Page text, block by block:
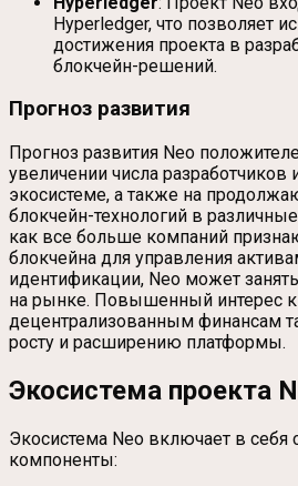
Hyperledger, что позволяет
достижения проекта в
блокчейн-решений.
Прогноз развития
Прогноз развития Neo
увеличении числа разработчиков
экосистеме, а также на
блокчейн-технологий в
как все больше компаний
блокчейна для управления
идентификации, Neo может
на рынке. Повышенный интерес к
децентрализованным финансам
росту и расширению платформы.
Экосистема проекта
Экосистема Neo включает в
компоненты: